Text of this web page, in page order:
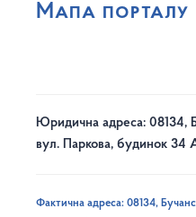
Мапа порталу
Юридична адреса: 08134,
вул. Паркова, будинок 34
Фактична адреса: 08134,